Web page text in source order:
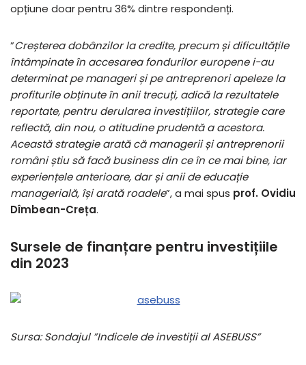
opțiune doar pentru 36% dintre respondenți.
”Creșterea dobânzilor la credite, precum și dificultățile
întâmpinate în accesarea fondurilor europene i-au
determinat pe manageri și pe antreprenori apeleze la
profiturile obținute în anii trecuți, adică la rezultatele
reportate, pentru derularea investițiilor, strategie care
reflectă, din nou, o atitudine prudentă a acestora.
Această strategie arată că managerii și antreprenorii
români știu să facă business din ce în ce mai bine, iar
experiențele anterioare, dar și anii de educație
managerială, își arată roadele”, a mai spus prof. Ovidiu
Dîmbean-Creța.
Sursele de finanțare pentru investițiile
din 2023
Sursa: Sondajul ”Indicele de investiții al ASEBUSS”